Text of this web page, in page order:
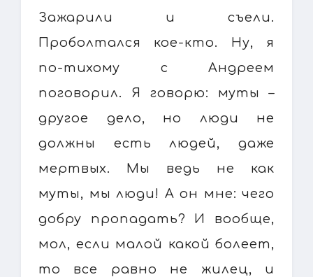
Зажарили и съели.
Проболтался кое-кто. Ну, я
по-тихому с Андреем
поговорил. Я говорю: муты –
другое дело, но люди не
должны есть людей, даже
мертвых. Мы ведь не как
муты, мы люди! А он мне: чего
добру пропадать? И вообще,
мол, если малой какой болеет,
то все равно не жилец, и